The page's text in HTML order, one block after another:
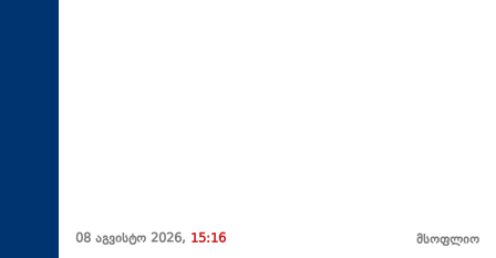
08 აგვისტო 2026, 15:16 მსოფლიო